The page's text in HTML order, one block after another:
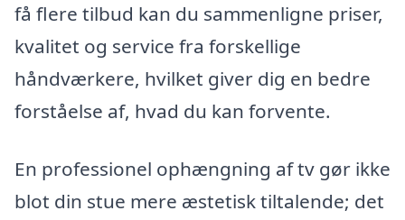
få flere tilbud kan du sammenligne priser,
kvalitet og service fra forskellige
håndværkere, hvilket giver dig en bedre
forståelse af, hvad du kan forvente.
En professionel ophængning af tv gør ikke
blot din stue mere æstetisk tiltalende; det